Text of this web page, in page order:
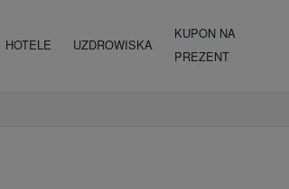
HOTELE UZDROWISKA
KUPON NA
PREZENT